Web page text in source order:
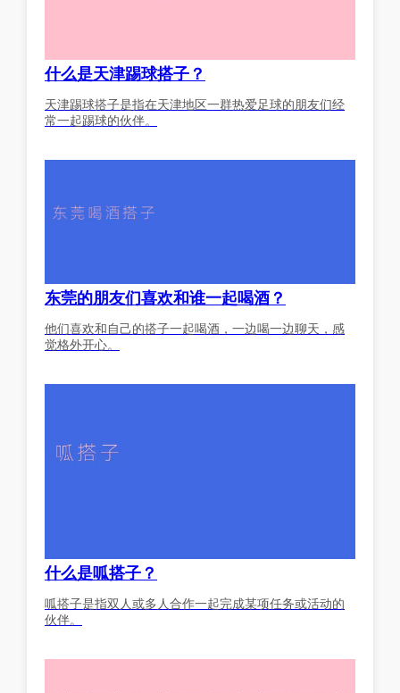
什么是天津踢球搭子？
天津踢球搭子是指在天津地区一群热爱足球的朋友们经
常一起踢球的伙伴。
东莞的朋友们喜欢和谁一起喝酒？
他们喜欢和自己的搭子一起喝酒，一边喝一边聊天，感
觉格外开心。
什么是呱搭子？
呱搭子是指双人或多人合作一起完成某项任务或活动的
伙伴。